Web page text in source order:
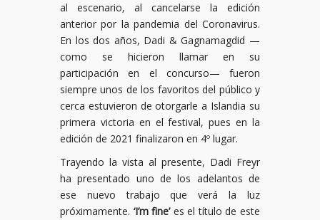
al escenario, al cancelarse la edición
anterior por la pandemia del Coronavirus.
En los dos años, Dadi & Gagnamagdid —
como se hicieron llamar en su
participación en el concurso— fueron
siempre unos de los favoritos del público y
cerca estuvieron de otorgarle a Islandia su
primera victoria en el festival, pues en la
edición de 2021 finalizaron en 4º lugar.
Trayendo la vista al presente, Dadi Freyr
ha presentado uno de los adelantos de
ese nuevo trabajo que verá la luz
próximamente. ‘I’m fine’es el título de este